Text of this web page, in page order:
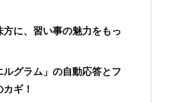
に、習い事の魅力をもっ
グラム」の自動応答とフ
ギ！